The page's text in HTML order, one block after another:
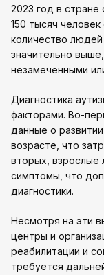
2023 год в стране
150 тысяч
количество
значительно
незамеченными
Диагностика
факторами. Во-
данные о
возрасте, что
вторых, взрослые
симптомы, что
диагностики.
Несмотря на эти
центры и
реабилитации и
требуется